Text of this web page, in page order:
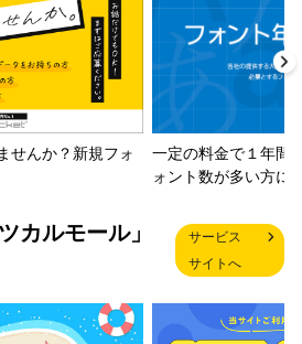
せんか？新規フォ
一定の料金で１年間
ォント数が多い方に
カルモール」
サービス
サイトへ